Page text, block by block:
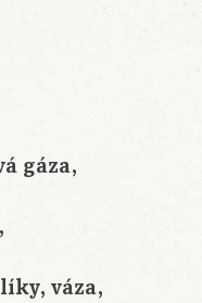
gáza,
váza,